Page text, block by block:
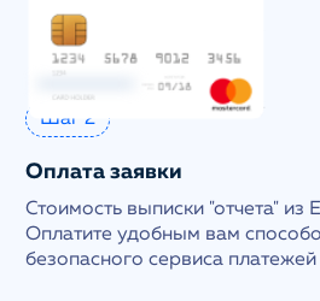
Шаг 2
Оплата заявки
Стоимость выписки "отчета" из
Оплатите удобным вам
безопасного сервиса